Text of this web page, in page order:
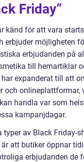
Friday”
känd för att vara
erbjuder möjligheten
erbjudanden på
till hemartiklar
har expanderat till att
och onlineplattformar,
handla var som
kampanjdagar.
typer av Black Friday-
att butiker öppnar
erbjudanden de